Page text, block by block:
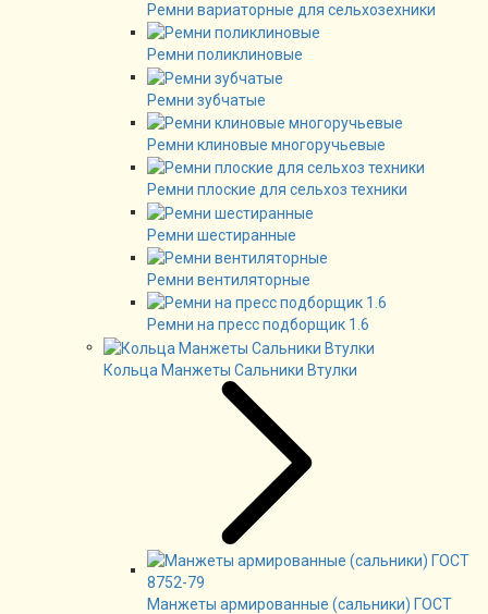
Ремни вариаторные для сельхозехники
Ремни поликлиновые
Ремни зубчатые
Ремни клиновые многоручьевые
Ремни плоские для сельхоз техники
Ремни шестиранные
Ремни вентиляторные
Ремни на пресс подборщик 1.6
Кольца Манжеты Сальники Втулки
Манжеты армированные (сальники) ГОСТ